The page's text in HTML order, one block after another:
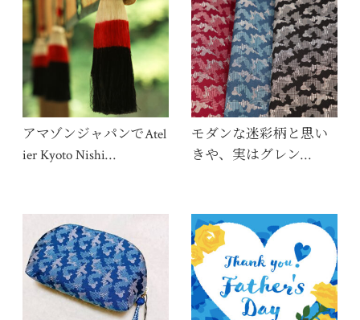
アマゾンジャパンでAtel
ier Kyoto Nishi…
モダンな迷彩柄と思い
きや、実はグレン…